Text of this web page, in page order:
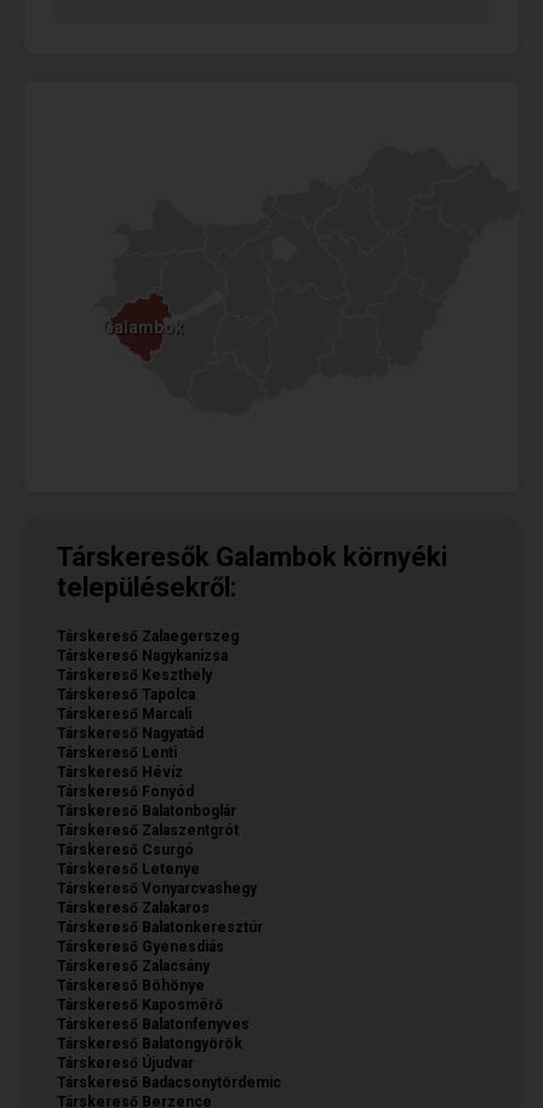
Galambok
Galambok
Társkeresők Galambok környéki
településekről:
Társkereső Zalaegerszeg
Társkereső Nagykanizsa
Társkereső Keszthely
Társkereső Tapolca
Társkereső Marcali
Társkereső Nagyatád
Társkereső Lenti
Társkereső Hévíz
Társkereső Fonyód
Társkereső Balatonboglár
Társkereső Zalaszentgrót
Társkereső Csurgó
Társkereső Letenye
Társkereső Vonyarcvashegy
Társkereső Zalakaros
Társkereső Balatonkeresztúr
Társkereső Gyenesdiás
Társkereső Zalacsány
Társkereső Böhönye
Társkereső Kaposmérő
Társkereső Balatonfenyves
Társkereső Balatongyörök
Társkereső Újudvar
Társkereső Badacsonytördemic
Társkereső Berzence